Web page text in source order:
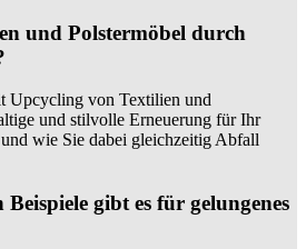
und Polstermöbel durch
Upcycling von Textilien und
und stilvolle Erneuerung für Ihr
wie Sie dabei gleichzeitig Abfall
gibt es für gelungenes